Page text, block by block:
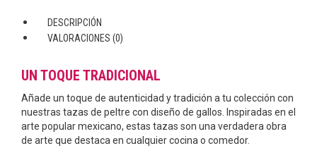
DESCRIPCIÓN
VALORACIONES (0)
UN TOQUE TRADICIONAL
Añade un toque de autenticidad y tradición a tu colección con
nuestras tazas de peltre con diseño de gallos. Inspiradas en el
arte popular mexicano, estas tazas son una verdadera obra
de arte que destaca en cualquier cocina o comedor.